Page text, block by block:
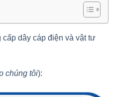
dây cáp điện và vật tư
chúng tôi):